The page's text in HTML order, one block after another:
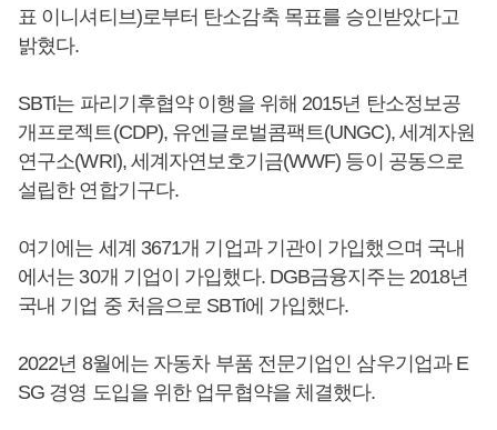
표 이니셔티브)로부터 탄소감축 목표를 승인받았다고
밝혔다.
SBTi는 파리기후협약 이행을 위해 2015년 탄소정보공
개프로젝트(CDP), 유엔글로벌콤팩트(UNGC), 세계자원
연구소(WRI), 세계자연보호기금(WWF) 등이 공동으로
설립한 연합기구다.
여기에는 세계 3671개 기업과 기관이 가입했으며 국내
에서는 30개 기업이 가입했다. DGB금융지주는 2018년
국내 기업 중 처음으로 SBTi에 가입했다.
2022년 8월에는 자동차 부품 전문기업인 삼우기업과 E
SG 경영 도입을 위한 업무협약을 체결했다.